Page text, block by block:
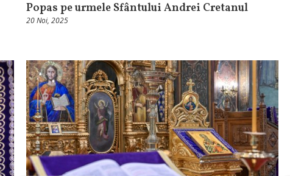
Popas pe urmele Sfântului Andrei Cretanul
20 Noi, 2025